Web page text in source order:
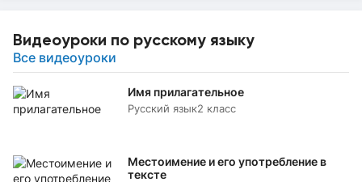
Видеоуроки по русскому языку
Все видеоуроки
Имя прилагательное
Русский язык2 класс
Местоимение и его употребление в
тексте